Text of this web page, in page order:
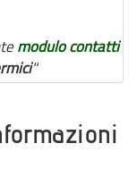
modulo contatti
"